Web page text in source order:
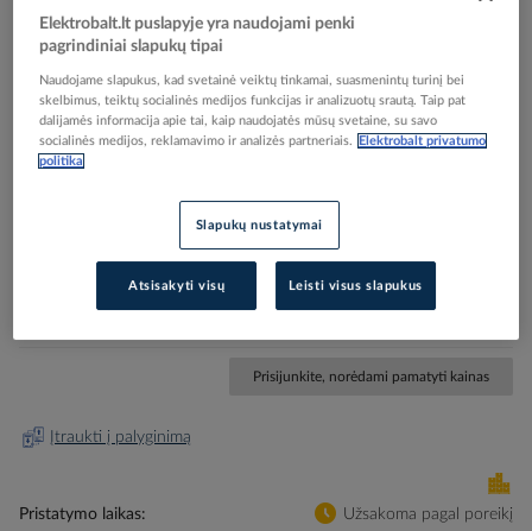
Skip
the
Reali prekė gali skirtis nuo pavaizduotos nuotraukoje
Kontaktorius 3P 90kW 230V AC/DC 2no+2nc S6 -
Prisijunkite, norėdami pamatyti kainas
Įtraukti į palyginimą
Pristatymo laikas Užsakoma pagal poreikį
Elektrobalt.lt puslapyje yra naudojami penki
pagrindiniai slapukų tipai
Naudojame slapukus, kad svetainė veiktų tinkamai, suasmenintų turinį bei
skelbimus, teiktų socialinės medijos funkcijas ir analizuotų srautą. Taip pat
dalijamės informacija apie tai, kaip naudojatės mūsų svetaine, su savo
socialinės medijos, reklamavimo ir analizės partneriais.
Elektrobalt privatumo
politika
Slapukų nustatymai
Atsisakyti visų Leisti visus slapukus